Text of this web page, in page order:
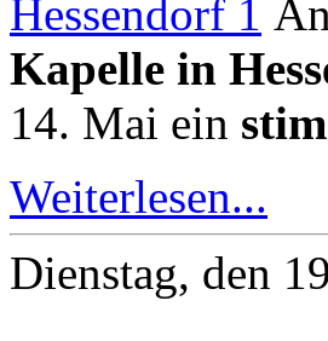
Kapelle in
14. Mai ein
Weiterlesen...
Dienstag, den